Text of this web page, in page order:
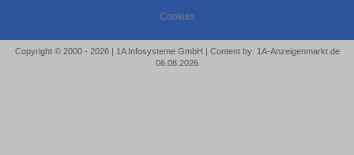
Cookies
Copyright © 2000 - 2026 | 1A Infosysteme GmbH | Content by: 1A-Anzeigenmarkt.de
06.08.2026